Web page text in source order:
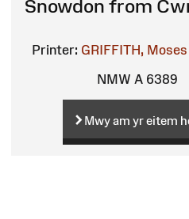
Snowdon from
Printer: GRIFFITH, Moses
NMW A 6389
Mwy am yr eitem